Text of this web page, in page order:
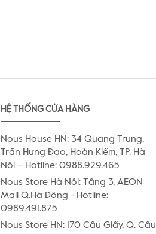
HỆ THỐNG CỬA HÀNG
Nous House HN: 34 Quang Trung,
Trần Hưng Đạo, Hoàn Kiếm, TP. Hà
Nội – Hotline: 0988.929.465
Nous Store Hà Nội: Tầng 3, AEON
Mall Q.Hà Đông - Hotline:
0989.491.875
Nous Store HN: 170 Cầu Giấy, Q. Cầu